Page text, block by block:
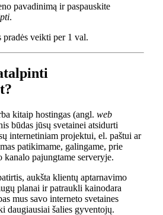
pavadinimą ir paspauskite
.
pradės veikti per 1 val.
kitaip hostingas (angl. web
būdas jūsų svetainei atsidurti
internetiniam projektui, el. paštui ar
patikimame, galingame, prie
kanalo pajungtame serveryje.
aukšta klientų aptarnavimo
planai ir patraukli kainodara
mus savo interneto svetaines
daugiausiai šalies gyventojų.